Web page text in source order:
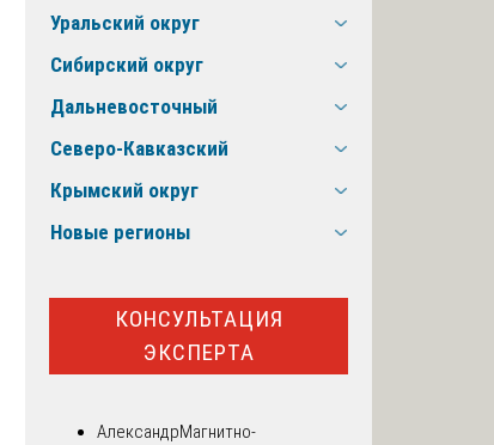
Уральский округ
Сибирский округ
Дальневосточный
Северо-Кавказский
Крымский округ
Новые регионы
КОНСУЛЬТАЦИЯ
ЭКСПЕРТА
АлександрМагнитно-